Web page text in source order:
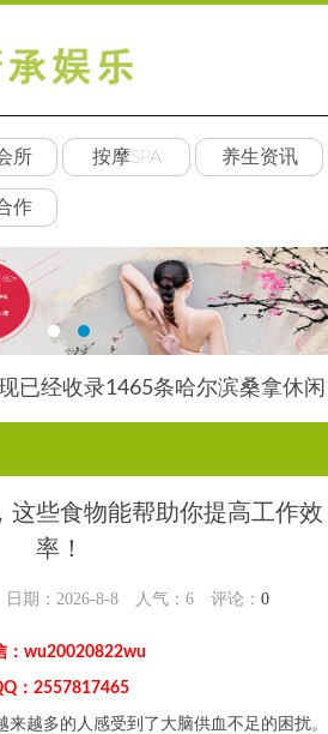
所 按摩SPA 养生资讯
作
已经收录1465条哈尔滨桑拿休闲
这些食物能帮助你提高工作效
率！
期：2026-8-8 人气： 6评论： 0
：wu20020822wu
：2557817465
来越多的人感受到了大脑供血不足的困扰。